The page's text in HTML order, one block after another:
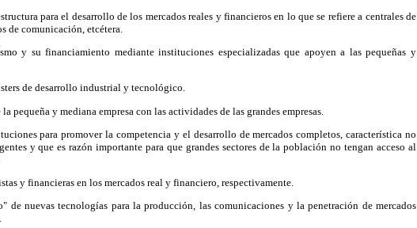
para el desarrollo de los mercados reales y financieros en lo que se refiere a centrales de
de comunicación, etcétera.
y su financiamiento mediante instituciones especializadas que apoyen a las pequeñas y
de desarrollo industrial y tecnológico.
pequeña y mediana empresa con las actividades de las grandes empresas.
para promover la competencia y el desarrollo de mercados completos, característica no
y que es razón importante para que grandes sectores de la población no tengan acceso al
y financieras en los mercados real y financiero, respectivamente.
de nuevas tecnologías para la producción, las comunicaciones y la penetración de mercados